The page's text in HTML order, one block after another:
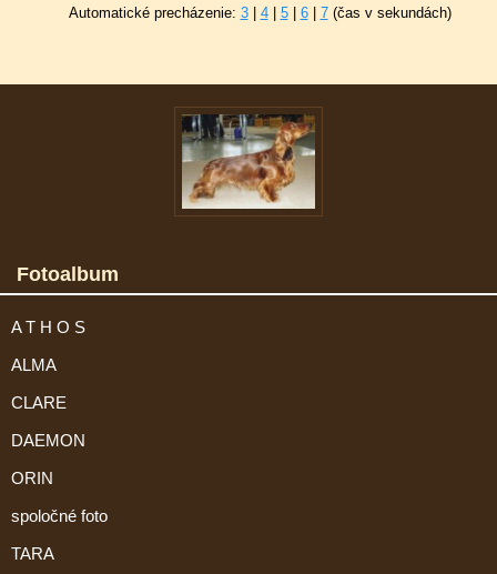
Automatické precházenie: 3| 4| 5| 6| 7(čas v sekundách)
Fotoalbum
A T H O S
ALMA
CLARE
DAEMON
ORIN
spoločné foto
TARA